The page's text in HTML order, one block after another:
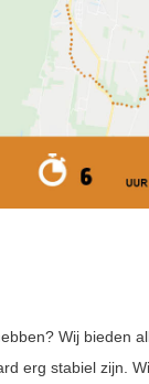
Wij bieden
erg stabiel zijn.